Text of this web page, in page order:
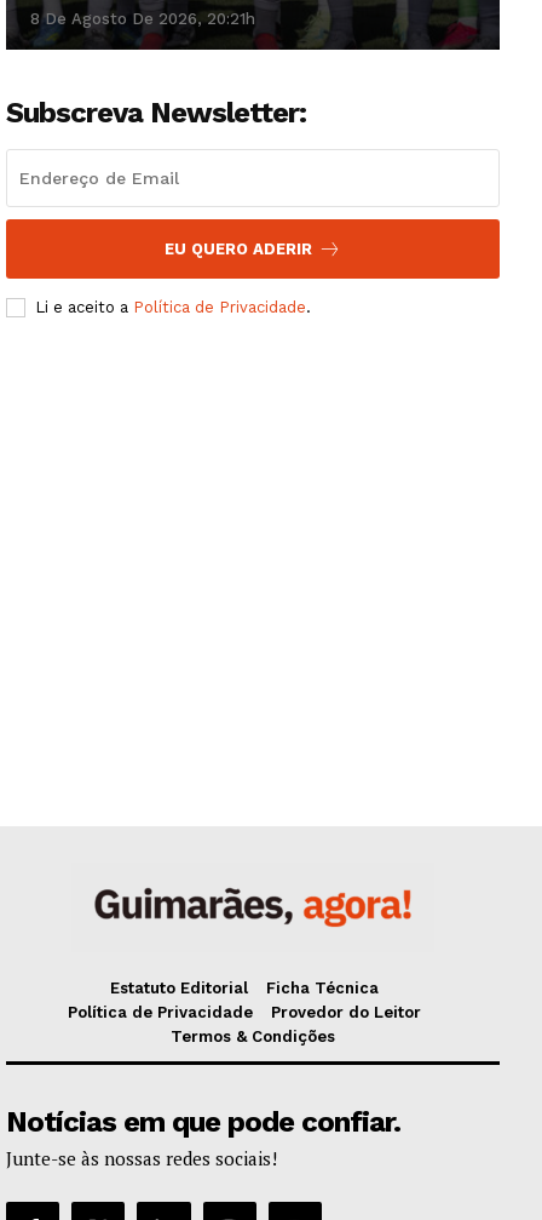
8 De Agosto De 2026, 20:21h
Subscreva Newsletter:
EU QUERO ADERIR
Li e aceito a Política de Privacidade.
Estatuto Editorial
Ficha Técnica
Política de Privacidade
Provedor do Leitor
Termos & Condições
Notícias em que pode confiar.
Junte-se às nossas redes sociais!